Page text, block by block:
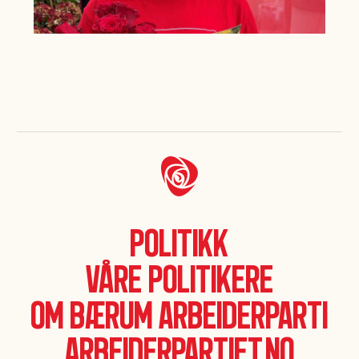
Politikk
Våre politikere
Om Bærum Arbeiderparti
Arbeiderpartiet.no